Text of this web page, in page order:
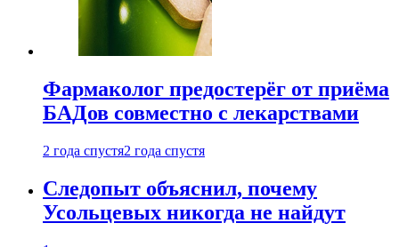
Фармаколог предостерёг от приёма
БАДов совместно с лекарствами
2 года спустя2 года спустя
Следопыт объяснил, почему
Усольцевых никогда не найдут